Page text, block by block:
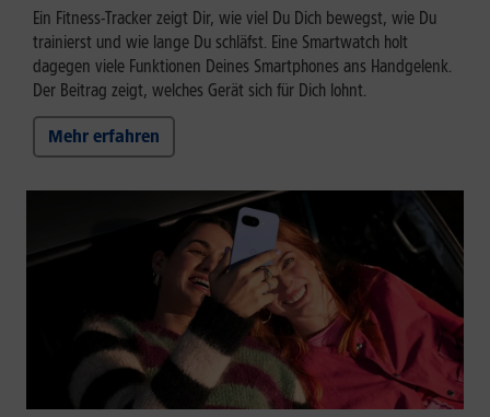
Ein Fitness-Tracker zeigt Dir, wie viel Du Dich bewegst, wie Du
trainierst und wie lange Du schläfst. Eine Smartwatch holt
dagegen viele Funktionen Deines Smartphones ans Handgelenk.
Der Beitrag zeigt, welches Gerät sich für Dich lohnt.
Mehr erfahren